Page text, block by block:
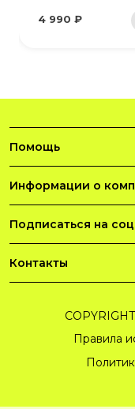
4 990 ₽
Помощь
Информации о
Подписаться на
Контакты
Правила